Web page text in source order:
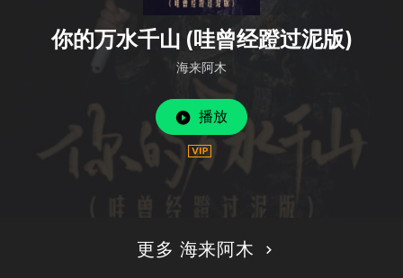
你的万水千山 (哇曾经蹬过泥版)
海来阿木
播放
更多 海来阿木